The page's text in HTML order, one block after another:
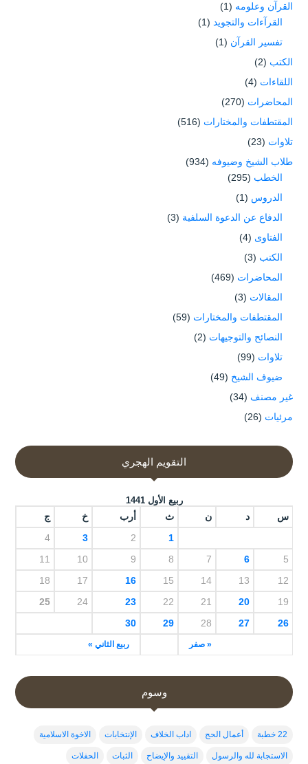
القرآن وعلومه (1)
القرآءات والتجويد (1)
تفسير القرآن (1)
الكتب (2)
اللقاءات (4)
المحاضرات (270)
المقتطفات والمختارات (516)
تلاوات (23)
طلاب الشيخ وضيوفه (934)
الخطب (295)
الدروس (1)
الدفاع عن الدعوة السلفية (3)
الفتاوى (4)
الكتب (3)
المحاضرات (469)
المقالات (3)
المقتطفات والمختارات (59)
النصائح والتوجيهات (2)
تلاوات (99)
ضيوف الشيخ (49)
غير مصنف (34)
مرئيات (26)
التقويم الهجري
ربيع الأول 1441
س د ن ث أرب خ ج
« صفر ربيع الثاني »
1
2
3
4
5
6
7
8
9
10
11
12
13
14
15
16
17
18
19
20
21
22
23
24
25
26
27
28
29
30
وسوم
22 خطبة أعمال الحج اداب الخلاف الإنتخابات الاخوة الاسلامية
الاستجابة لله والرسول التقييد والإيضاح الثبات الحفلات